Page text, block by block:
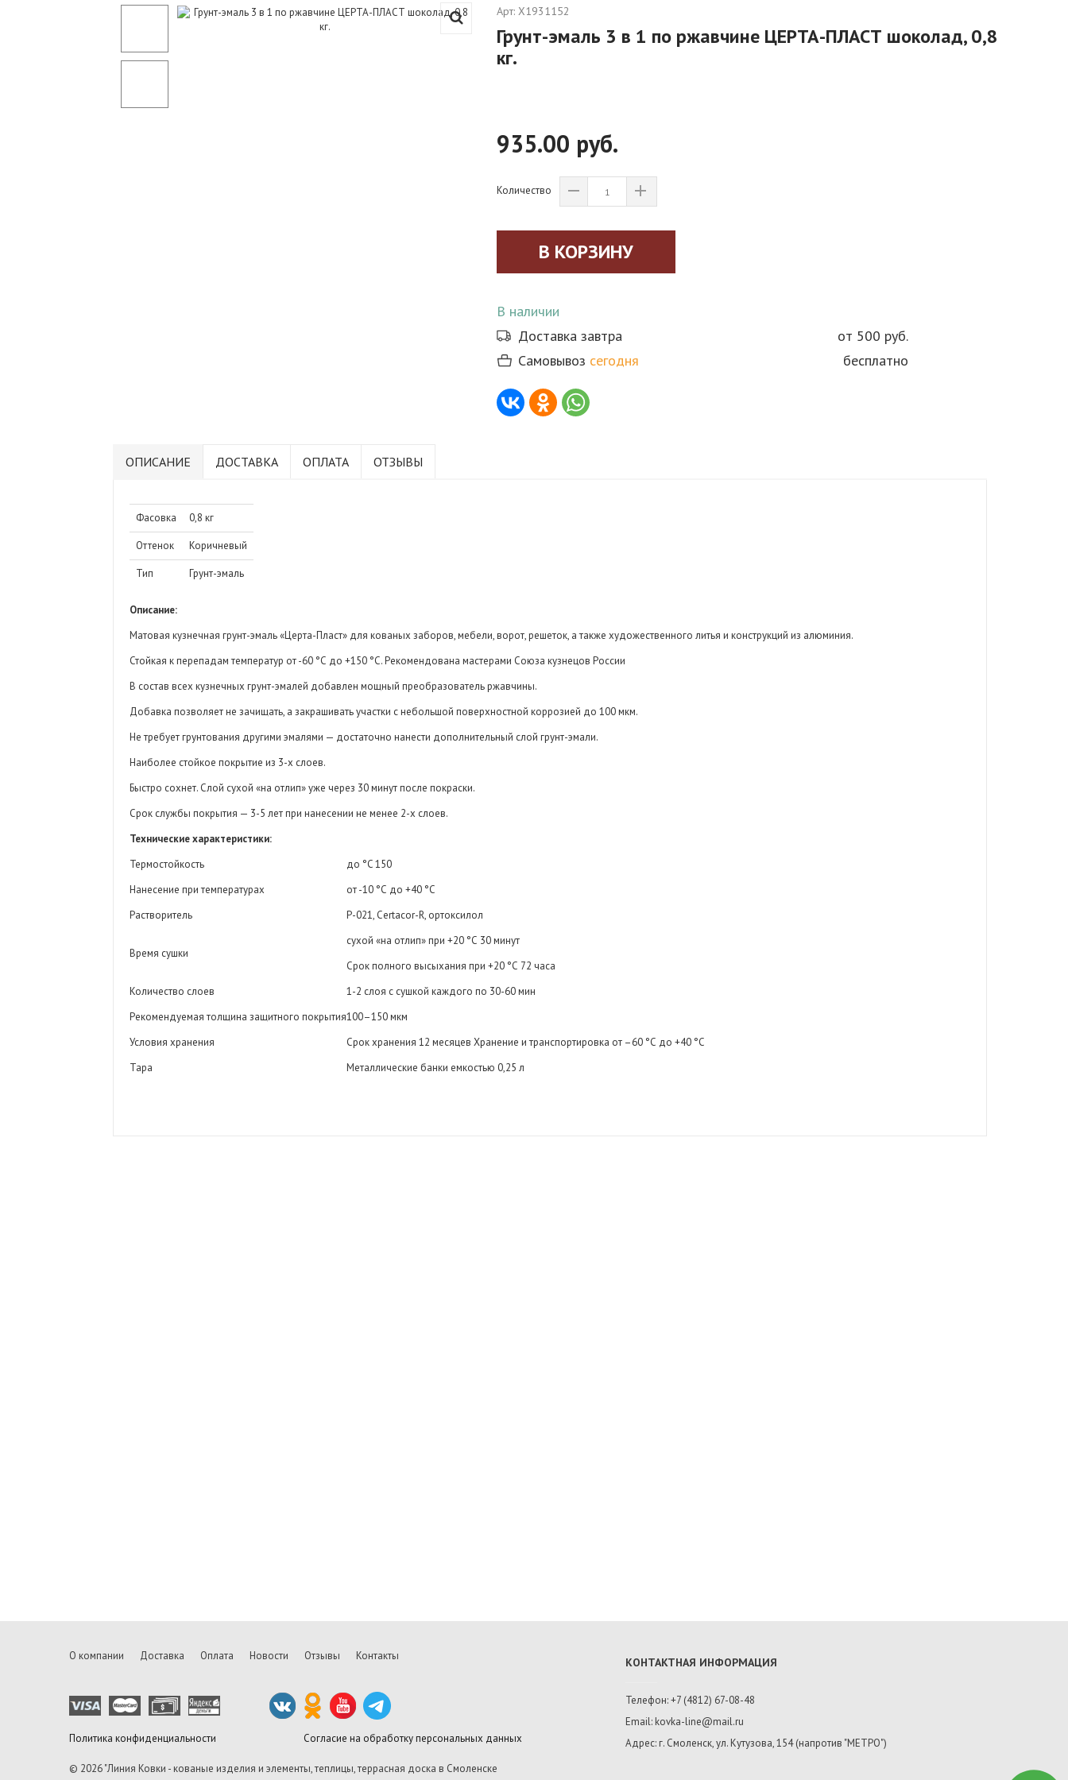
Арт:X1931152
Грунт-эмаль 3 в 1 по ржавчине ЦЕРТА-ПЛАСТ шоколад, 0,8
кг.
935.00 руб.
Количество
В наличии
Доставка завтра
от 500 руб.
Самовывоз сегодня бесплатно
ОПИСАНИЕ ДОСТАВКА ОПЛАТА ОТЗЫВЫ
Фасовка 0,8 кг
Оттенок Коричневый
Тип Грунт-эмаль
Описание:
Матовая кузнечная грунт-эмаль «Церта-Пласт» для кованых заборов, мебели, ворот, решеток, а также художественного литья и конструкций из алюминия.
Стойкая к перепадам температур от -60 °С до +150 °С. Рекомендована мастерами Союза кузнецов России
В состав всех кузнечных грунт-эмалей добавлен мощный преобразователь ржавчины.
Добавка позволяет не зачищать, а закрашивать участки с небольшой поверхностной коррозией до 100 мкм.
Не требует грунтования другими эмалями — достаточно нанести дополнительный слой грунт-эмали.
Наиболее стойкое покрытие из 3-х слоев.
Быстро сохнет. Слой сухой «на отлип» уже через 30 минут после покраски.
Срок службы покрытия — 3-5 лет при нанесении не менее 2-х слоев.
Технические характеристики:
Термостойкость
до °C 150
Нанесение при температурах
от -10 °С до +40 °С
Растворитель
Р-021, Certacor-R, ортоксилол
Время сушки
сухой «на отлип» при +20 °С 30 минут
Срок полного высыхания при +20 °С 72 часа
Количество слоев
1-2 слоя с сушкой каждого по 30-60 мин
Рекомендуемая толщина защитного покрытия100–150 мкм
Условия хранения
Срок хранения 12 месяцев Хранение и транспортировка от –60 °С до +40 °С
Тара
Металлические банки емкостью 0,25 л
О компании Доставка Оплата Новости Отзывы Контакты
Политика конфиденциальности Согласие на обработку персональных данных
© 2026 "Линия Ковки - кованые изделия и элементы, теплицы, террасная доска в Смоленске
КОНТАКТНАЯ ИНФОРМАЦИЯ
Телефон: +7 (4812) 67-08-48
Email: kovka-line@mail.ru
Адрес: г. Смоленск, ул. Кутузова, 154 (напротив "МЕТРО")